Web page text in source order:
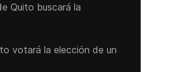
Quito buscará la
votará la elección de un